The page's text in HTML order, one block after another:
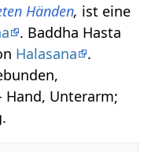
Händen, ist eine
. Baddha Hasta
Halasana
.
Hand, Unterarm;